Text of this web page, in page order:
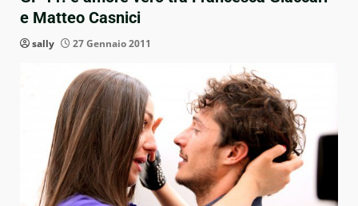
e Matteo Casnici
sally 27 Gennaio 2011